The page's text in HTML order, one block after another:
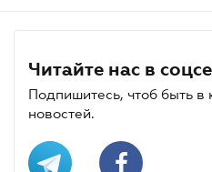
Читайте нас в
Подпишитесь, чтоб быть в
новостей.